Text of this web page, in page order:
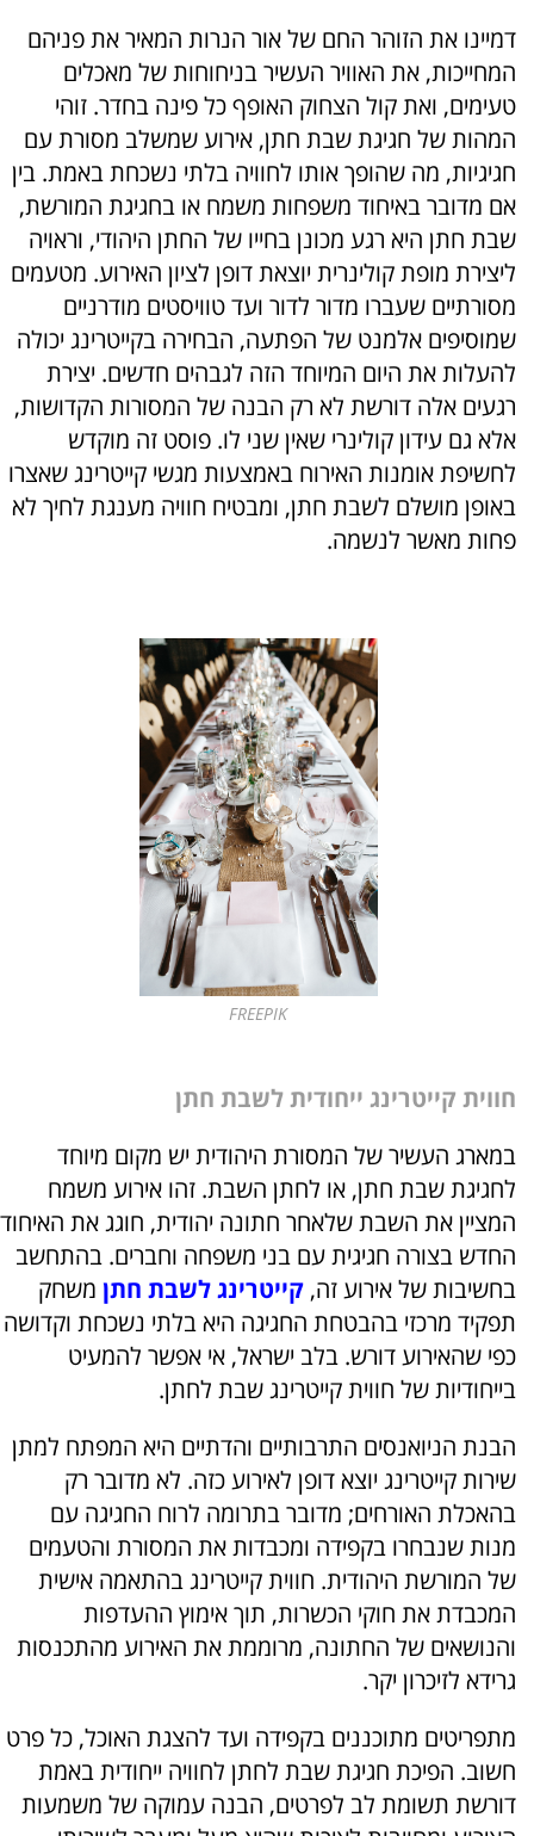
דמיינו את הזוהר החם של אור הנרות המאיר את פניהם
המחייכות, את האוויר העשיר בניחוחות של מאכלים
טעימים, ואת קול הצחוק האופף כל פינה בחדר. זוהי
המהות של חגיגת שבת חתן, אירוע שמשלב מסורת עם
חגיגיות, מה שהופך אותו לחוויה בלתי נשכחת באמת. בין
אם מדובר באיחוד משפחות משמח או בחגיגת המורשת,
שבת חתן היא רגע מכונן בחייו של החתן היהודי, וראויה
ליצירת מופת קולינרית יוצאת דופן לציון האירוע. מטעמים
מסורתיים שעברו מדור לדור ועד טוויסטים מודרניים
שמוסיפים אלמנט של הפתעה, הבחירה בקייטרינג יכולה
להעלות את היום המיוחד הזה לגבהים חדשים. יצירת
רגעים אלה דורשת לא רק הבנה של המסורות הקדושות,
אלא גם עידון קולינרי שאין שני לו. פוסט זה מוקדש
לחשיפת אומנות האירוח באמצעות מגשי קייטרינג שאצרו
באופן מושלם לשבת חתן, ומבטיח חוויה מענגת לחיך לא
פחות מאשר לנשמה.
FREEPIK
חווית קייטרינג ייחודית לשבת חתן
במארג העשיר של המסורת היהודית יש מקום מיוחד
לחגיגת שבת חתן, או לחתן השבת. זהו אירוע משמח
המציין את השבת שלאחר חתונה יהודית, חוגג את האיחוד
החדש בצורה חגיגית עם בני משפחה וחברים. בהתחשב
בחשיבות של אירוע זה, קייטרינג לשבת חתן משחק
תפקיד מרכזי בהבטחת החגיגה היא בלתי נשכחת וקדושה
כפי שהאירוע דורש. בלב ישראל, אי אפשר להמעיט
בייחודיות של חווית קייטרינג שבת לחתן.
הבנת הניואנסים התרבותיים והדתיים היא המפתח למתן
שירות קייטרינג יוצא דופן לאירוע כזה. לא מדובר רק
בהאכלת האורחים; מדובר בתרומה לרוח החגיגה עם
מנות שנבחרו בקפידה ומכבדות את המסורת והטעמים
של המורשת היהודית. חווית קייטרינג בהתאמה אישית
המכבדת את חוקי הכשרות, תוך אימוץ ההעדפות
והנושאים של החתונה, מרוממת את האירוע מהתכנסות
גרידא לזיכרון יקר.
מתפריטים מתוכננים בקפידה ועד להצגת האוכל, כל פרט
חשוב. הפיכת חגיגת שבת לחתן לחוויה ייחודית באמת
דורשת תשומת לב לפרטים, הבנה עמוקה של משמעות